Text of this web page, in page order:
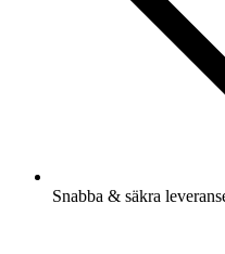
Snabba & säkra